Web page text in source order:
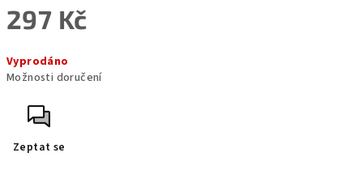
297 Kč
cena:
Vyprodáno
Možnosti doručení
Zeptat se